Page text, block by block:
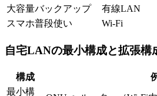
大容量バックアップ
有線LAN
スマホ普段使い
Wi-Fi
自宅LANの最小構成と拡張構
構成
最小構